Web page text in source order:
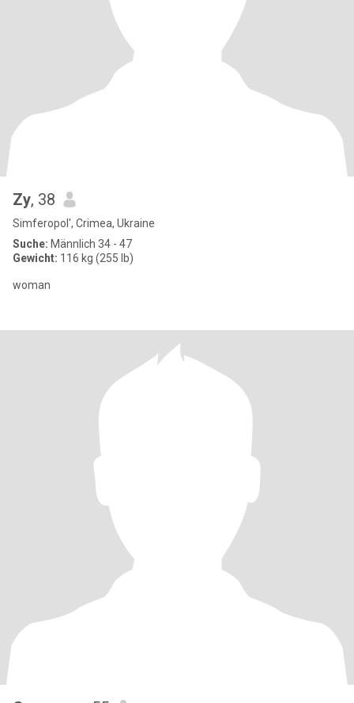
Zy, 38
Simferopol', Crimea, Ukraine
Suche: Männlich 34 - 47
Gewicht: 116 kg (255 lb)
woman